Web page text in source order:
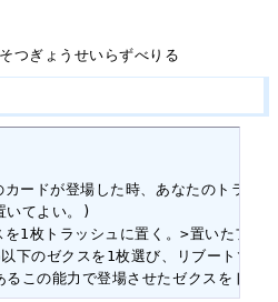
つぎょうせいらずべりる
ードが登場した時、あなたのトラッ
いてよい。)
1枚トラッシュに置く。>置いたフォ
下のゼクスを1枚選び、リブートでゼ
るこの能力で登場させたゼクスをトラ